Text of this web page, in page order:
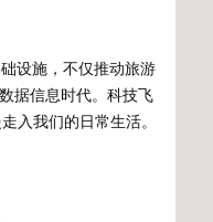
设施，不仅推动旅游
据信息时代。科技飞
入我们的日常生活。